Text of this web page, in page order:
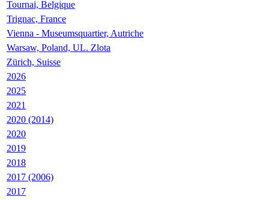
Tournai, Belgique
Trignac, France
Vienna - Museumsquartier, Autriche
Warsaw, Poland, UL. Zlota
Zürich, Suisse
2026
2025
2021
2020 (2014)
2020
2019
2018
2017 (2006)
2017